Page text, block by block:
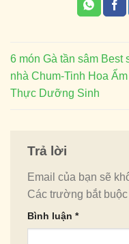
6 món Gà tần sâm Best
nhà Chum-Tinh Hoa Ẩm
Thực Dưỡng Sinh
Trả lời
Email của bạn sẽ
Các trường bắt
Bình luận *